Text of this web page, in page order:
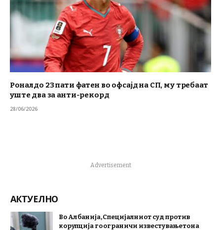
Роналдо 23 пати фатен во офсајд на СП, му требаат
уште два за анти-рекорд
28/06/2026
Advertisement
АКТУЕЛНО
Во Албанија, Специјалниот суд против
корупција го ограничи известувањето на